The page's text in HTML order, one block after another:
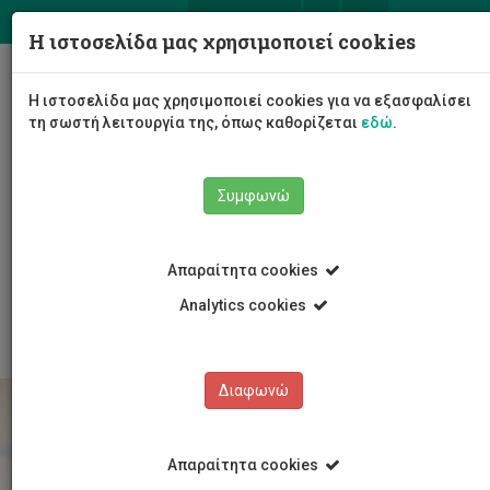
Διοίκηση
Διοικητικές Υπηρεσίες
Προκηρύξεις Τμημάτων
Τμήμα Ηλεκτρολόγων Μηχανικών και Μηχανικών
Ηλεκτρονικών Υπολογιστών και Πληροφορικής
Η ιστοσελίδα μας χρησιμοποιεί cookies
Η ιστοσελίδα μας χρησιμοποιεί cookies για να εξασφαλίσει
τη σωστή λειτουργία της, όπως καθορίζεται εδώ.
Συμφωνώ
Απαραίτητα cookies
Analytics cookies
Διαφωνώ
Απαραίτητα cookies